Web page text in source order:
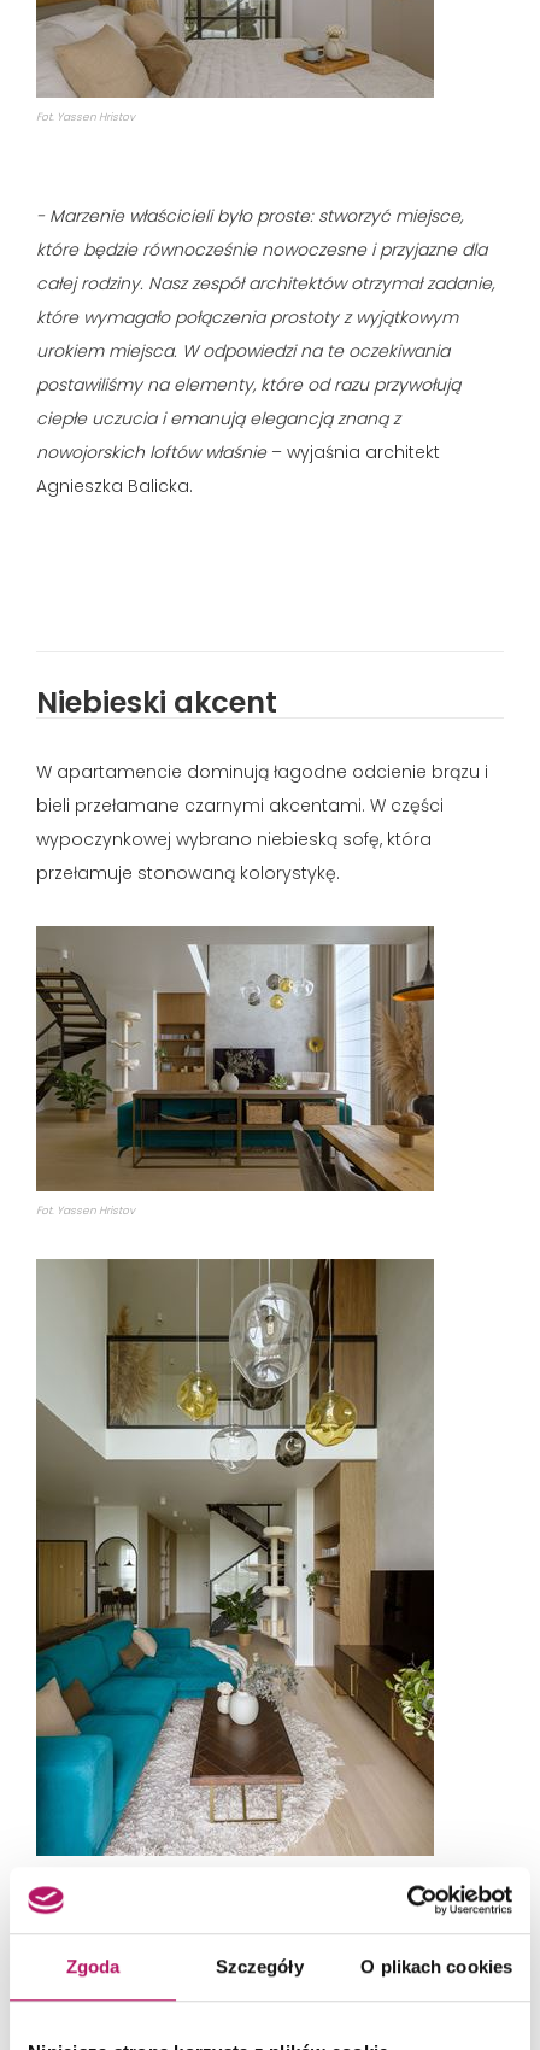
Zgoda Szczegóły O plikach cookies
Fot. Yassen Hristov
- Marzenie właścicieli było proste: stworzyć miejsce,
które będzie równocześnie nowoczesne i przyjazne dla
całej rodziny. Nasz zespół architektów otrzymał zadanie,
które wymagało połączenia prostoty z wyjątkowym
urokiem miejsca. W odpowiedzi na te oczekiwania
postawiliśmy na elementy, które od razu przywołują
ciepłe uczucia i emanują elegancją znaną z
nowojorskich loftów właśnie– wyjaśnia architekt
Agnieszka Balicka.
Niebieski akcent
W apartamencie dominują łagodne odcienie brązu i
bieli przełamane czarnymi akcentami. W części
wypoczynkowej wybrano niebieską sofę, która
przełamuje stonowaną kolorystykę.
Fot. Yassen Hristov